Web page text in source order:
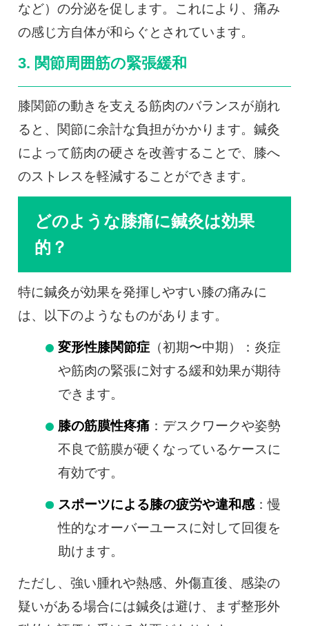
など）の分泌を促します。これにより、痛み
の感じ方自体が和らぐとされています。
3. 関節周囲筋の緊張緩和
膝関節の動きを支える筋肉のバランスが崩れ
ると、関節に余計な負担がかかります。鍼灸
によって筋肉の硬さを改善することで、膝へ
のストレスを軽減することができます。
どのような膝痛に鍼灸は効果
的？
特に鍼灸が効果を発揮しやすい膝の痛みに
は、以下のようなものがあります。
変形性膝関節症（初期〜中期）：炎症
や筋肉の緊張に対する緩和効果が期待
できます。
膝の筋膜性疼痛：デスクワークや姿勢
不良で筋膜が硬くなっているケースに
有効です。
スポーツによる膝の疲労や違和感：慢
性的なオーバーユースに対して回復を
助けます。
ただし、強い腫れや熱感、外傷直後、感染の
疑いがある場合には鍼灸は避け、まず整形外